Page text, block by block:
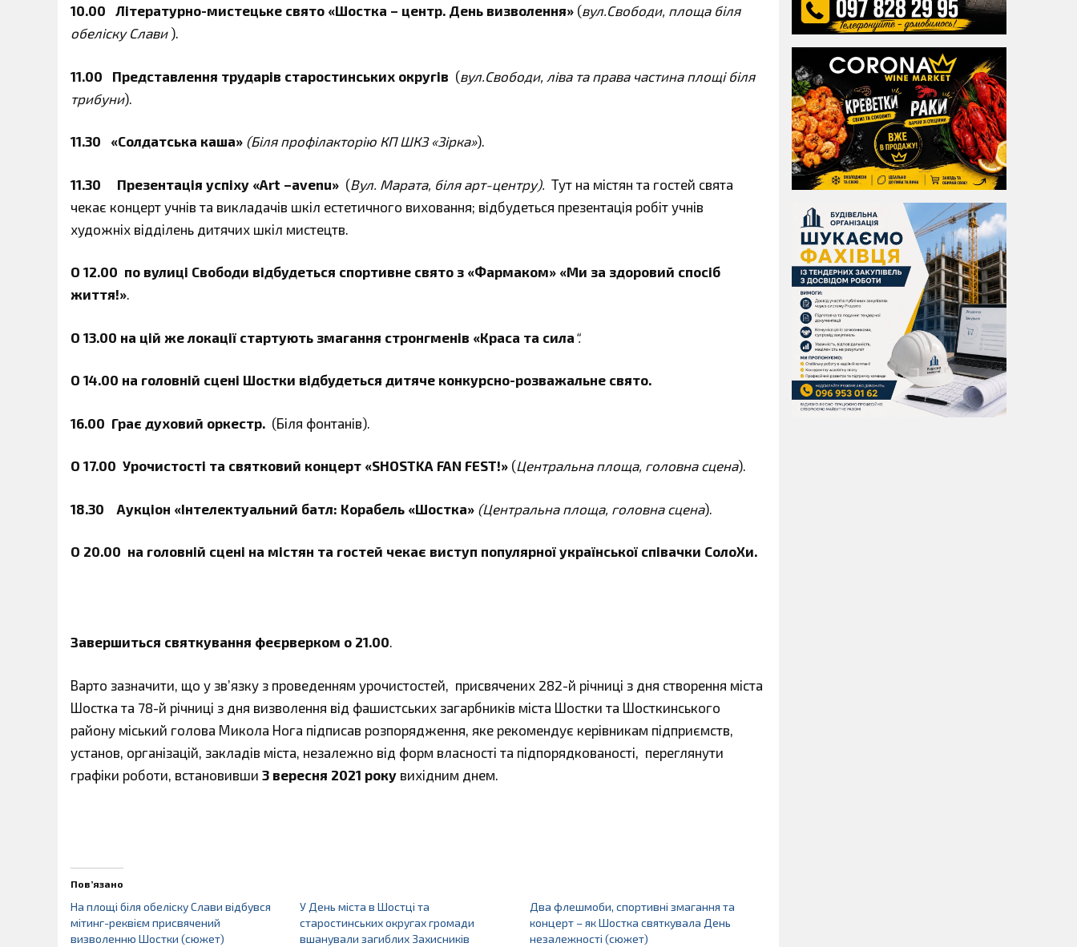
10.00 Літературно-мистецьке свято «Шостка – центр. День визволення» (вул.Свободи, площа біля
обеліску Слави).
11.00 Представлення трударів старостинських округів (вул.Свободи, ліва та права частина площі біля
трибуни).
11.30 «Солдатська каша» (Біля профілакторію КП ШКЗ «Зірка»).
11.30 Презентація успіху «Art –avenu» (Вул. Марата, біля арт-центру). Тут на містян та гостей свята
чекає концерт учнів та викладачів шкіл естетичного виховання; відбудеться презентація робіт учнів
художніх відділень дитячих шкіл мистецтв.
О 12.00 по вулиці Свободи відбудеться спортивне свято з «Фармаком» «Ми за здоровий спосіб
життя!».
О 13.00 на цій же локації стартують змагання стронгменів «Краса та сила “.
О 14.00 на головній сцені Шостки відбудеться дитяче конкурсно-розважальне свято.
16.00 Грає духовий оркестр. (Біля фонтанів).
О 17.00 Урочистості та святковий концерт «SHOSTKA FAN FEST!» (Центральна площа, головна сцена).
18.30 Аукціон «Інтелектуальний батл: Корабель «Шостка» (Центральна площа, головна сцена).
О 20.00 на головній сцені на містян та гостей чекає виступ популярної української співачки СолоХи.
Завершиться святкування феєрверком о 21.00.
Варто зазначити, що у зв’язку з проведенням урочистостей, присвячених 282-й річниці з дня створення міста
Шостка та 78-й річниці з дня визволення від фашистських загарбників міста Шостки та Шосткинського
району міський голова Микола Нога підписав розпорядження, яке рекомендує керівникам підприємств,
установ, організацій, закладів міста, незалежно від форм власності та підпорядкованості, переглянути
графіки роботи, встановивши 3 вересня 2021 року вихідним днем.
Пов’язано
На площі біля обеліску Слави відбувся
мітинг-реквієм присвячений
визволенню Шостки (сюжет)
У День міста в Шостці та
старостинських округах громади
вшанували загиблих Захисників
Два флешмоби, спортивні змагання та
концерт – як Шостка святкувала День
незалежності (сюжет)